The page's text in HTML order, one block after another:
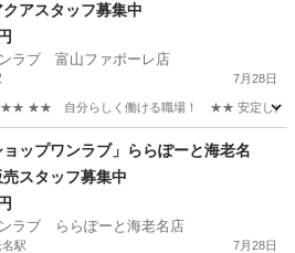
アスタッフ募集中
ラブ 富山ファボーレ店
7月28日
自分らしく働ける職場！ ★★ 安定した会社で
動物
ョップワンラブ」ららぽーと海老名
スタッフ募集中
ラブ ららぽーと海老名店
駅 7月28日